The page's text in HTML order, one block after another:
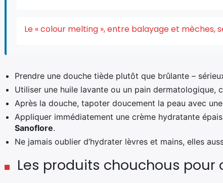
Le « colour melting », entre balayage et mèches,
Prendre une douche tiède plutôt que brûlante –
Utiliser une huile lavante ou un pain dermatologique,
Après la douche, tapoter doucement la peau avec
Appliquer immédiatement une crème hydratante
Sanoflore.
Ne jamais oublier d’hydrater lèvres et mains, elles
Les produits chouchous